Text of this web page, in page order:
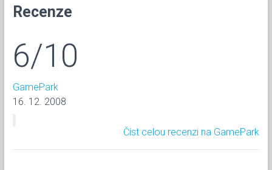
Recenze
6/10
GamePark
16. 12. 2008
Číst celou recenzi na GamePark